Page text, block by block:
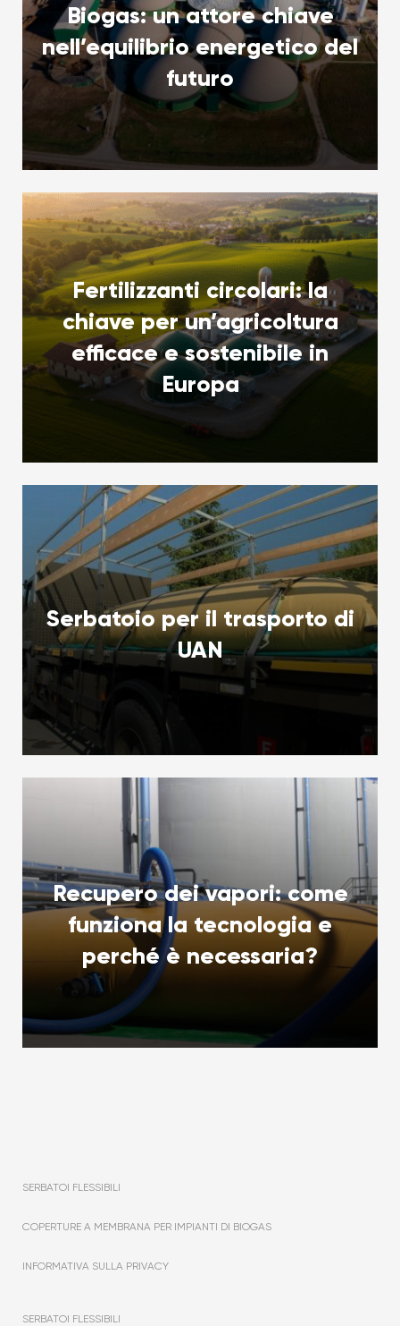
Biogas: un attore chiave
nell’equilibrio energetico del
futuro
Fertilizzanti circolari: la
chiave per un’agricoltura
efficace e sostenibile in
Europa
Serbatoio per il trasporto di
UAN
Recupero dei vapori: come
funziona la tecnologia e
perché è necessaria?
SERBATOI FLESSIBILI
COPERTURE A MEMBRANA PER IMPIANTI DI BIOGAS
INFORMATIVA SULLA PRIVACY
SERBATOI FLESSIBILI